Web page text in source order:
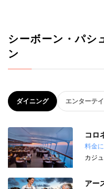
シーボーン・パシ
ン
ダイニング エンターテ
コロ
料金
カジ
アー